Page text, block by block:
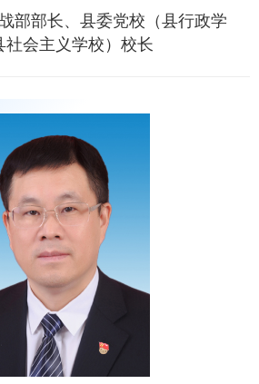
部部长、县委党校（县行政学
社会主义学校）校长